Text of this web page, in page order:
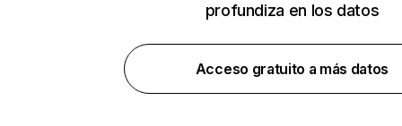
profundiza en los datos
Acceso gratuito a más datos